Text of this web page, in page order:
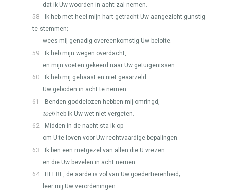
dat ik Uw woorden in acht zal nemen.
58
Ik heb met heel mijn hart getracht Uw aangezicht gunstig
te stemmen;
wees mij genadig overeenkomstig Uw belofte.
59
Ik heb mijn wegen overdacht,
en mijn voeten gekeerd naar Uw getuigenissen.
60
Ik heb mij gehaast en niet geaarzeld
Uw geboden in acht te nemen.
61
Benden goddelozen hebben mij omringd,
toch heb ik Uw wet niet vergeten.
62
Midden in de nacht sta ik op
om U te loven voor Uw rechtvaardige bepalingen.
63
Ik ben een metgezel van allen die U vrezen
en die Uw bevelen in acht nemen.
64
HEERE, de aarde is vol van Uw goedertierenheid;
leer mij Uw verordeningen.